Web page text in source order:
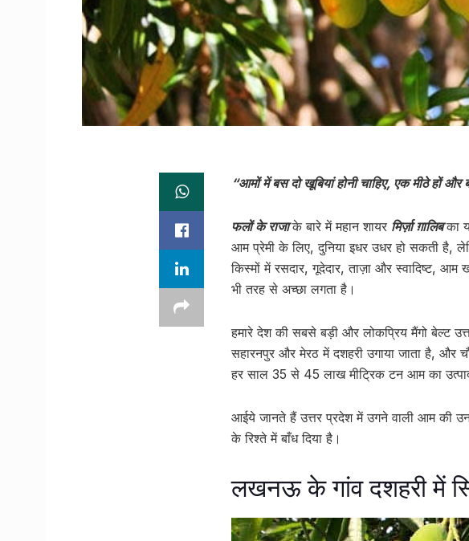
“आमों में बस दो खूबियां होनी चाहिए, एक मीठे हों और
फलों के राजाके बारे में महान शायर मिर्ज़ा ग़ालिबका
आम प्रेमी के लिए, दुनिया इधर उधर हो सकती है,
किस्मों में रसदार, गूदेदार, ताज़ा और स्वादिष्ट, आम
भी तरह से अच्छा लगता है।
हमारे देश की सबसे बड़ी और लोकप्रिय मैंगो
सहारनपुर और मेरठ में दशहरी उगाया जाता है, और
हर साल 35 से 45 लाख मीट्रिक टन आम का
आईये जानते हैं उत्तर प्रदेश में उगने वाली आम की
के रिश्ते में बाँध दिया है।
लखनऊ के गांव दशहरी में